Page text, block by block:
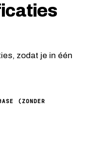
zodat je in één
(ZONDER